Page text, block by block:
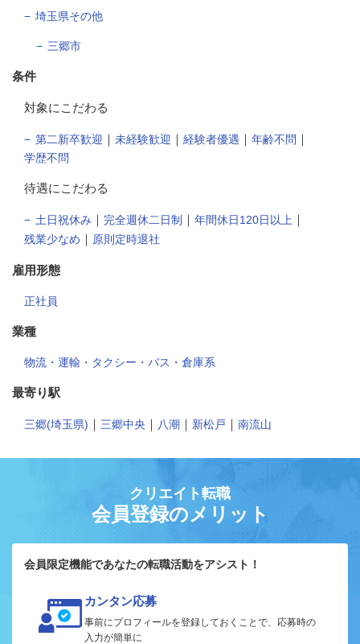
埼玉県その他
三郷市
条件
対象にこだわる
第二新卒歓迎 ｜ 未経験歓迎 ｜ 経験者優遇 ｜ 年齢不問 ｜
学歴不問
待遇にこだわる
土日祝休み ｜ 完全週休二日制 ｜ 年間休日120日以上 ｜
残業少なめ ｜ 原則定時退社
雇用形態
正社員
業種
物流・運輸・タクシー・バス・倉庫系
最寄り駅
三郷(埼玉県) ｜ 三郷中央 ｜ 八潮 ｜ 新松戸 ｜ 南流山
クリエイト転職
会員登録のメリット
会員限定機能であなたの転職活動をアシスト！
カンタン応募
事前にプロフィールを登録しておくことで、応募時の
入力が簡単に